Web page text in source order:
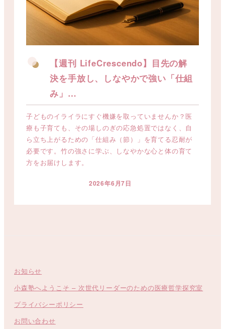
【週刊 LifeCrescendo】目先の解
決を手放し、しなやかで強い「仕組
み」…
子どものイライラにすぐ機嫌を取っていませんか？医
療も子育ても、その場しのぎの応急処置ではなく、自
ら立ち上がるための「仕組み（節）」を育てる忍耐が
必要です。竹の強さに学ぶ、しなやかな心と体の育て
方をお届けします。
投稿日
2026年6月7日
お知らせ
小森塾へようこそ – 次世代リーダーのための医療哲学探究室
プライバシーポリシー
お問い合わせ